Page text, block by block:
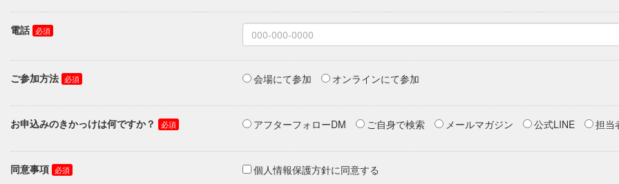
電話
ご参加方法 会場にて参加 オンラインにて参加
お申込みのきかっけは何ですか？ アフターフォローDM ご自身で検索 メールマガジン 公式LINE 担当
同意事項
個人情報保護方針に同意する